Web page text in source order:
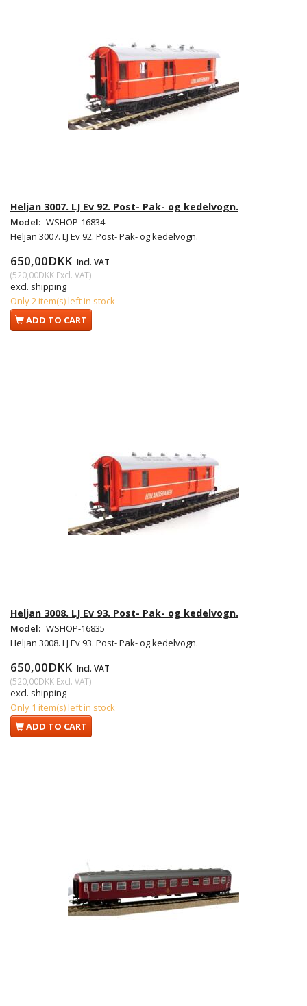
Heljan 3007. LJ Ev 92. Post- Pak- og kedelvogn.
Model: WSHOP-16834
Heljan 3007. LJ Ev 92. Post- Pak- og kedelvogn.
650,00DKK Incl. VAT
(520,00DKK Excl. VAT)
excl. shipping
Only 2 item(s) left in stock
ADD TO CART
Heljan 3008. LJ Ev 93. Post- Pak- og kedelvogn.
Model: WSHOP-16835
Heljan 3008. LJ Ev 93. Post- Pak- og kedelvogn.
650,00DKK Incl. VAT
(520,00DKK Excl. VAT)
excl. shipping
Only 1 item(s) left in stock
ADD TO CART